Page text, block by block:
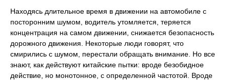
Находясь длительное время в движении на автомобиле с
посторонним шумом, водитель утомляется, теряется
концентрация на самом движении, снижается безопасность
дорожного движения. Некоторые люди говорят, что
смирились с шумом, перестали обращать внимание. Но все
знают, как действуют китайские пытки: вроде безобидное
действие, но монотонное, с определенной частотой. Вроде